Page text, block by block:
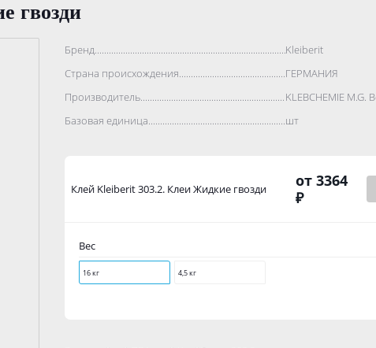
гвозди
Бренд..................................................................................Kleiberit
Страна происхождения..................................................................................
ГЕРМАНИЯ
Производитель..................................................................................
KLEBCHEMIE M.G.
Базовая единица..................................................................................
шт
Клей Kleiberit 303.2. Клеи Жидкие гвозди
от 3364
₽
Вес
16 кг 4,5 кг